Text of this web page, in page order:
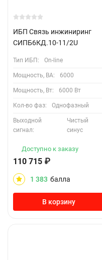
ИБП Связь инжиниринг
СИПБ6КД.10-11/2U
Тип ИБП: On-line
Мощность, ВА: 6000
Мощность, Вт: 6000 Вт
Кол-во фаз: Однофазный
Выходной
сигнал:
Чистый
синус
Доступно к заказу
110 715 ₽
1 383 балла
В корзину